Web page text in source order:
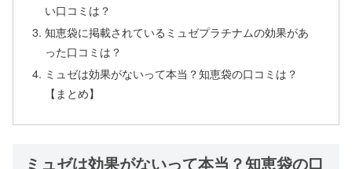
い口コミは？
知恵袋に掲載されているミュゼプラチナムの効果があ
った口コミは？
ミュゼは効果がないって本当？知恵袋の口コミは？
【まとめ】
ミュゼは効果がないって本当？知恵袋の口